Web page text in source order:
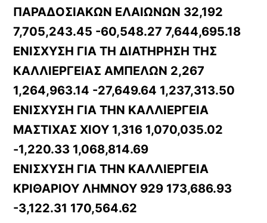
ΠΑΡΑΔΟΣΙΑΚΩΝ ΕΛΑΙΩΝΩΝ 32,192
7,705,243.45 -60,548.27 7,644,695.18
ΕΝΙΣΧΥΣΗ ΓΙΑ ΤΗ ΔΙΑΤΗΡΗΣΗ ΤΗΣ
ΚΑΛΛΙΕΡΓΕΙΑΣ ΑΜΠΕΛΩΝ 2,267
1,264,963.14 -27,649.64 1,237,313.50
ΕΝΙΣΧΥΣΗ ΓΙΑ ΤΗΝ ΚΑΛΛΙΕΡΓΕΙΑ
ΜΑΣΤΙΧΑΣ ΧΙΟΥ 1,316 1,070,035.02
-1,220.33 1,068,814.69
ΕΝΙΣΧΥΣΗ ΓΙΑ ΤΗΝ ΚΑΛΛΙΕΡΓΕΙΑ
ΚΡΙΘΑΡΙΟΥ ΛΗΜΝΟΥ 929 173,686.93
-3,122.31 170,564.62